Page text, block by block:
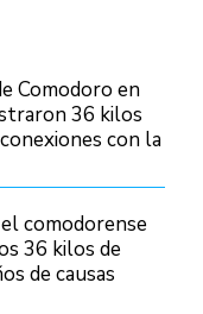
Comodoro en
36 kilos
con la
comodorense
36 kilos de
de causas